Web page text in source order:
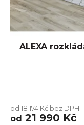
ALEXA
produktu
je
od 18 174 Kč bez DPH
od 21 990 Kč